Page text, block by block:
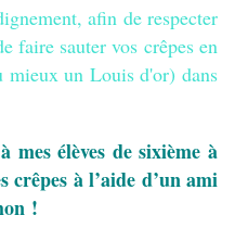
afin de respecter
faire sauter vos crêpes en
mieux un Louis d'or) dans
mes élèves de sixième à
à l’aide d’un ami
!